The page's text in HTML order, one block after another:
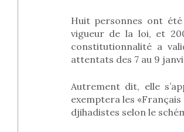
Huit personnes ont
vigueur de la loi, et
constitutionnalité a
attentats des 7 au 9
Autrement dit, elle
exemptera les
djihadistes selon le